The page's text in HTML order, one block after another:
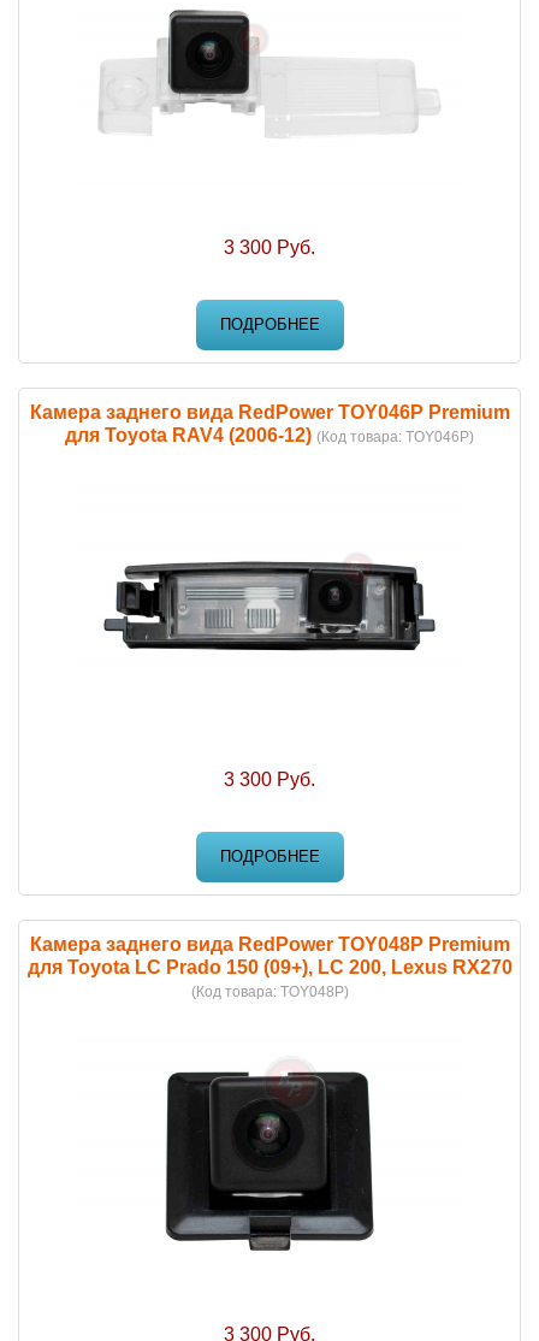
3 300 Руб.
ПОДРОБНЕЕ
Камера заднего вида RedPower TOY046P Premium
для Toyota RAV4 (2006-12) (Код товара: TOY046P)
3 300 Руб.
ПОДРОБНЕЕ
Камера заднего вида RedPower TOY048P Premium
для Toyota LC Prado 150 (09+), LC 200, Lexus RX270
(Код товара: TOY048P)
3 300 Руб.